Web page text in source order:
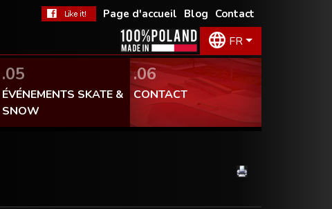
Contact
Blog
Page d'accueil
FR
.05
ÉVÉNEMENTS SKATE &
SNOW
.06
CONTACT